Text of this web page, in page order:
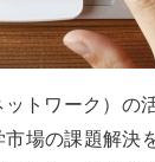
トワーク）の
場の課題解決